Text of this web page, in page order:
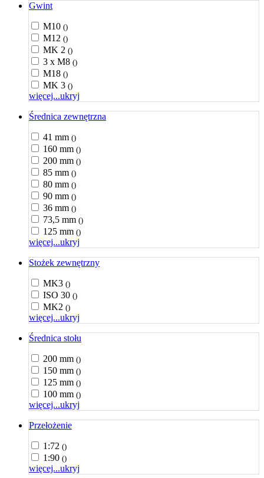
Gwint
M10 ()
M12 ()
MK 2 ()
3 x M8 ()
M18 ()
MK 3 ()
więcej...ukryj
Średnica zewnętrzna
41 mm ()
160 mm ()
200 mm ()
85 mm ()
80 mm ()
90 mm ()
36 mm ()
73,5 mm ()
125 mm ()
więcej...ukryj
Stożek zewnętrzny
MK3 ()
ISO 30 ()
MK2 ()
więcej...ukryj
Średnica stołu
200 mm ()
150 mm ()
125 mm ()
100 mm ()
więcej...ukryj
Przełożenie
1:72 ()
1:90 ()
więcej...ukryj